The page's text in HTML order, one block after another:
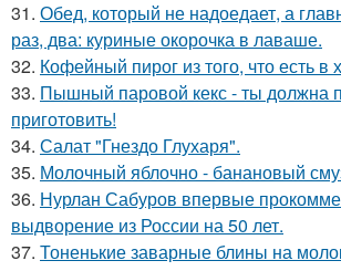
31. Обед, который не надоедает, а
раз, два: куриные окорочка в лаваше.
32. Кофейный пирог из того, что есть в
33. Пышный паровой кекс - ты должна
приготовить!
34. Салат "Гнездо Глухаря".
35. Молочный яблочно - банановый
36. Нурлан Сабуров впервые
выдворение из России на 50 лет.
37. Тоненькие заварные блины на